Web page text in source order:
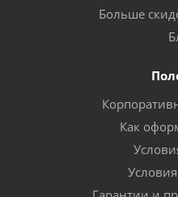
Больше
Как